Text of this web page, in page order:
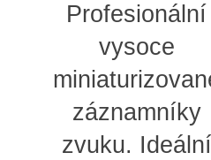
Profesionální
vysoce
záznamníky
zvuku. Ideální